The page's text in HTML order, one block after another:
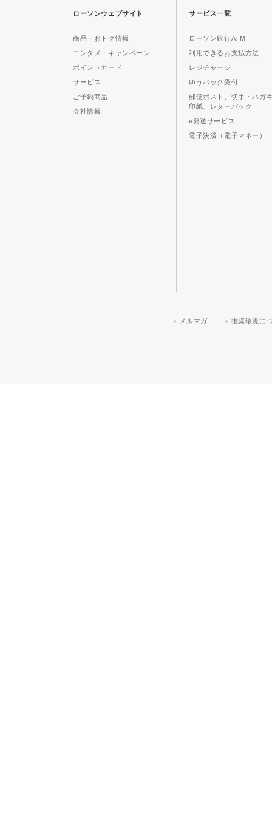
ローソンウェブサイト
商品・おトク情報
エンタメ・キャンペーン
ポイントカード
サービス
ご予約商品
会社情報
サービス一覧
ローソン銀行ATM
利用できるお支払方法
レジチャージ
ゆうパック受付
郵便ポスト、切手・ハガ
印紙、レターパック
e発送サービス
電子決済（電子マネー）
メルマガ 推奨環境に